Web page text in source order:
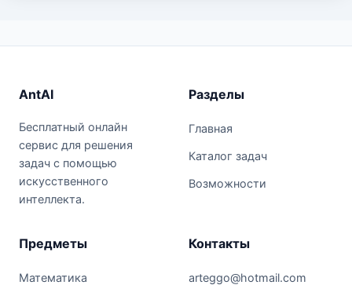
AntAI
Бесплатный онлайн
сервис для решения
задач с помощью
искусственного
интеллекта.
Разделы
Главная
Каталог задач
Возможности
Предметы
Математика
Контакты
arteggo@hotmail.com